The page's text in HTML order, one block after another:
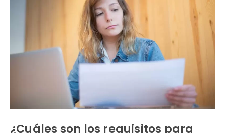
¿Cuáles son los requisitos para